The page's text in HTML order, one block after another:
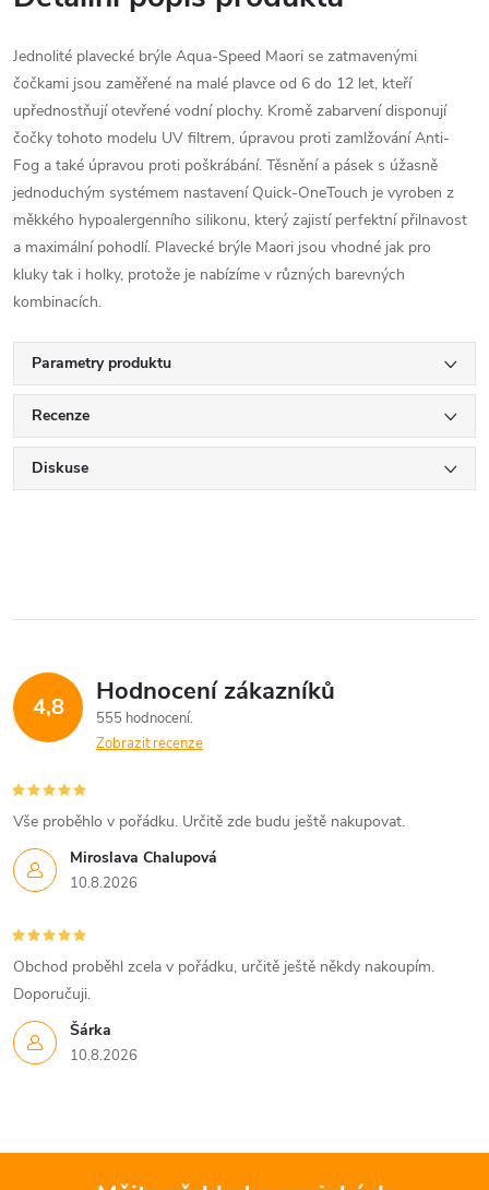
Jednolité plavecké brýle Aqua-Speed Maori se zatmavenými
čočkami jsou zaměřené na malé plavce od 6 do 12 let, kteří
upřednostňují otevřené vodní plochy. Kromě zabarvení disponují
čočky tohoto modelu UV filtrem, úpravou proti zamlžování Anti-
Fog a také úpravou proti poškrábání. Těsnění a pásek s úžasně
jednoduchým systémem nastavení Quick-OneTouch je vyroben z
měkkého hypoalergenního silikonu, který zajistí perfektní přilnavost
a maximální pohodlí. Plavecké brýle Maori jsou vhodné jak pro
kluky tak i holky, protože je nabízíme v různých barevných
kombinacích.
Parametry produktu
Recenze
Diskuse
4,8 Hodnocení zákazníků
555 hodnocení
Zobrazit recenze
Miroslava Chalupová
10.8.2026
Vše proběhlo v pořádku. Určitě zde budu ještě nakupovat.
Šárka
10.8.2026
Obchod proběhl zcela v pořádku, určitě ještě někdy nakoupím.
Doporučuji.